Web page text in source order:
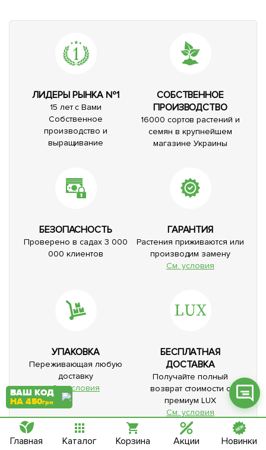
ЛИДЕРЫ РЫНКА №1
15 лет с Вами
Собственное
производство и
выращивание
СОБСТВЕННОЕ
ПРОИЗВОДСТВО
16000 сортов растений и
семян в крупнейшем
магазине Украины
БЕЗОПАСНОСТЬ
Проверено в садах 3 000
000 клиентов
ГАРАНТИЯ
Растения приживаются или
производим замену
См. условия
УПАКОВКА
Переживающая любую
доставку
См. условия
БЕСПЛАТНАЯ
ДОСТАВКА
Получайте полный
возврат стоимости с
премиум LUX
См. условия
Фейсбук
ВАШ КОД
НА 450грн
Главная Каталог Корзина Акции Новинки